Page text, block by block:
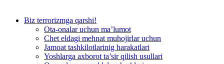
Biz terrorizmga qarshi!
Ota-onalar uchun ma’lumot
Chet eldagi mehnat muhojirlar uchun
Jamoat tashkilotlarinig harakatlari
Yoshlarga axborot ta’sir qilish usullari